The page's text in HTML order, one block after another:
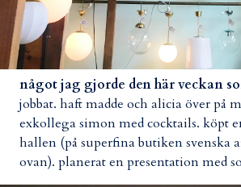
något jag gjorde den här veckan
jobbat. haft madde och alicia över på
exkollega simon med cocktails. köpt
hallen (på superfina butiken svenska
ovan). planerat en presentation med